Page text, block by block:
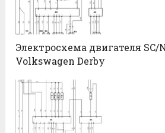
Электросхема двигателя SC/
Volkswagen Derby